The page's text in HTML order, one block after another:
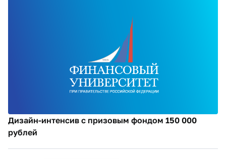
Дизайн-интенсив с призовым фондом 150 000
рублей